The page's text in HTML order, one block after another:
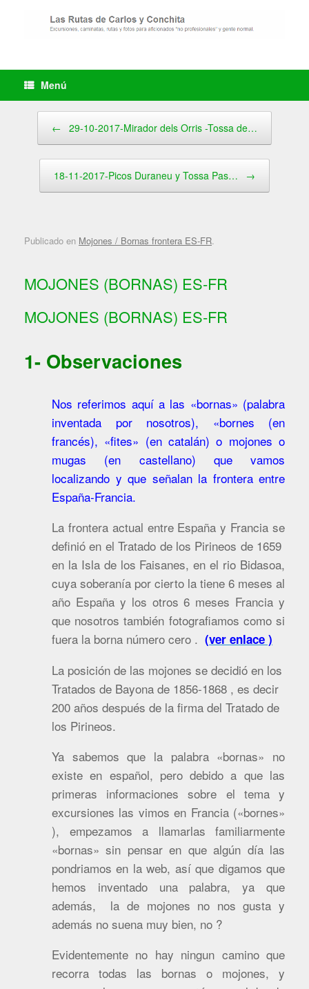
Menú
← 29-10-2017-Mirador dels Orris -Tossa de…
18-11-2017-Picos Duraneu y Tossa Pas… →
Publicado en Mojones / Bornas frontera ES-FR.
MOJONES (BORNAS) ES-FR
MOJONES (BORNAS) ES-FR
1- Observaciones
Nos referimos aquí a las «bornas» (palabra
inventada por nosotros), «bornes (en
francés), «fites» (en catalán) o mojones o
mugas (en castellano) que vamos
localizando y que señalan la frontera entre
España-Francia.
La frontera actual entre España y Francia se
definió en el Tratado de los Pirineos de 1659
en la Isla de los Faisanes, en el rio Bidasoa,
cuya soberanía por cierto la tiene 6 meses al
año España y los otros 6 meses Francia y
que nosotros también fotografiamos como si
fuera la borna número cero . (ver enlace )
La posición de las mojones se decidió en los
Tratados de Bayona de 1856-1868 , es decir
200 años después de la firma del Tratado de
los Pirineos.
Ya sabemos que la palabra «bornas» no
existe en español, pero debido a que las
primeras informaciones sobre el tema y
excursiones las vimos en Francia («bornes»
), empezamos a llamarlas familiarmente
«bornas» sin pensar en que algún día las
pondriamos en la web, así que digamos que
hemos inventado una palabra, ya que
además, la de mojones no nos gusta y
además no suena muy bien, no ?
Evidentemente no hay ningun camino que
recorra todas las bornas o mojones, y